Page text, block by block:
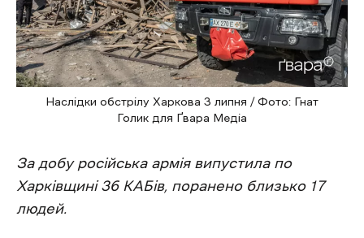
Наслідки обстрілу Харкова 3 липня / Фото: Гнат
Голик для Ґвара Медіа
За добу російська армія випустила по
Харківщині 36 КАБів, поранено близько 17
людей.